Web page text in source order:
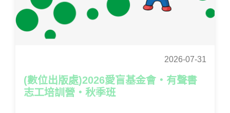
2026-07-31
(數位出版處)2026愛盲基金會‧有聲書
志工培訓營‧秋季班